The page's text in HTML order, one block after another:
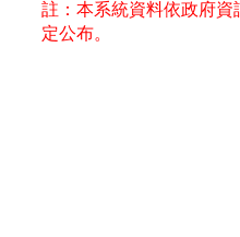
註：本系統資料依政府
定公布。